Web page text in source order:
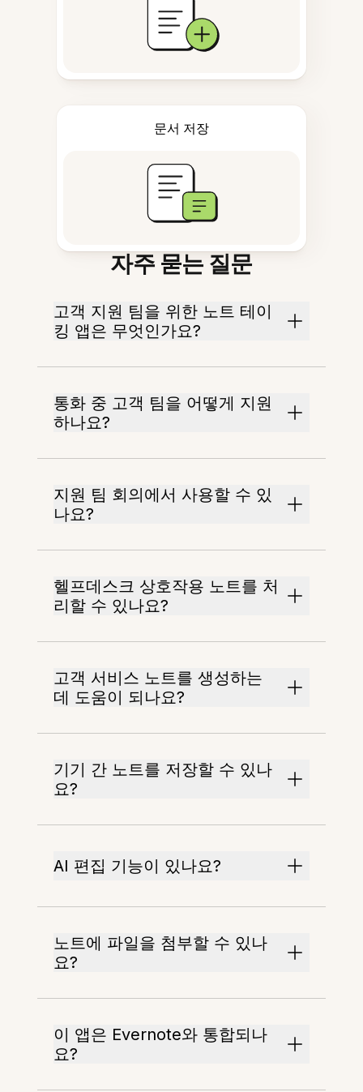
문서 저장
자주 묻는 질문
고객 지원 팀을 위한 노트 테이
킹 앱은 무엇인가요?
통화 중 고객 팀을 어떻게 지원
하나요?
지원 팀 회의에서 사용할 수 있
나요?
헬프데스크 상호작용 노트를 처
리할 수 있나요?
고객 서비스 노트를 생성하는
데 도움이 되나요?
기기 간 노트를 저장할 수 있나
요?
AI 편집 기능이 있나요?
노트에 파일을 첨부할 수 있나
요?
이 앱은 Evernote와 통합되나
요?